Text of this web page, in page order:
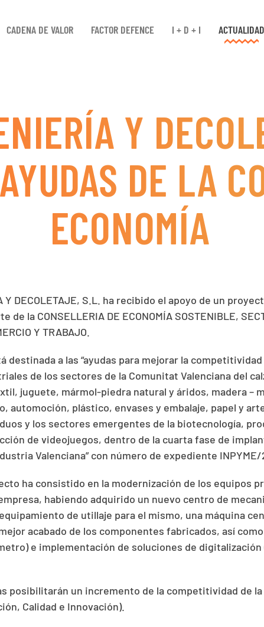
CADENA DE VALOR FACTOR DEFENCE I + D + I ACTUALIDAD
Y
DE LA
ECONOMÍA
Y DECOLETAJE, S.L. ha recibido el apoyo de un
la CONSELLERIA DE ECONOMÍA SOSTENIBLE,
Y TRABAJO.
destinada a las “ayudas para mejorar la
de los sectores de la Comunitat Valenciana del
juguete, mármol-piedra natural y áridos, madera –
automoción, plástico, envases y embalaje, papel y
y los sectores emergentes de la biotecnología,
de videojuegos, dentro de la cuarta fase de
Valenciana” con número de expediente INPYME/
ha consistido en la modernización de los equipos
habiendo adquirido un nuevo centro de
de utillaje para el mismo, una máquina
acabado de los componentes fabricados, así
e implementación de soluciones de digitalización
posibilitarán un incremento de la competitividad de
Calidad e Innovación).